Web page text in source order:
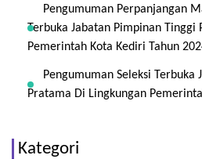
Pengumuman Perpanjangan
Terbuka Jabatan Pimpinan Tinggi
Pemerintah Kota Kediri Tahun
Pengumuman Seleksi Terbuka
Pratama Di Lingkungan
Kategori